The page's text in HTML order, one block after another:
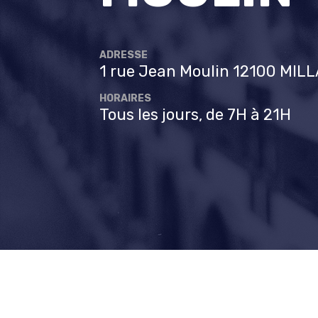
ADRESSE
1 rue Jean Moulin 12100
HORAIRES
Tous les jours, de 7H à 21H